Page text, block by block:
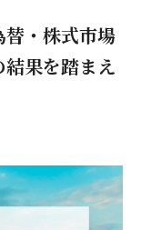
・株式市場
果を踏まえ